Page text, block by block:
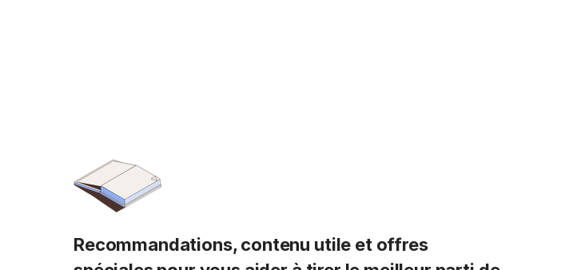
Recommandations, contenu utile et offres